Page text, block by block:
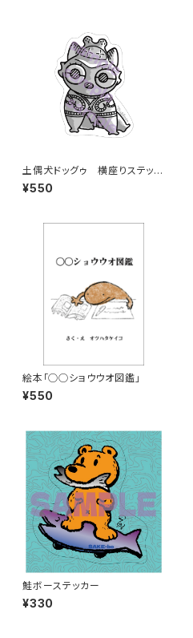
土偶犬ドッグゥ 横座りステッカ
ー
¥550
絵本「◯◯ショウウオ図鑑」
¥550
鮭ボーステッカー
¥330